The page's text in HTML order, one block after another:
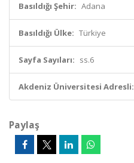
Basıldığı Şehir: Adana
Basıldığı Ülke: Türkiye
Sayfa Sayıları: ss.6
Akdeniz Üniversitesi Adresli:
Paylaş